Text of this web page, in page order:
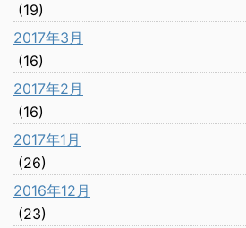
(19)
2017年3月
(16)
2017年2月
(16)
2017年1月
(26)
2016年12月
(23)